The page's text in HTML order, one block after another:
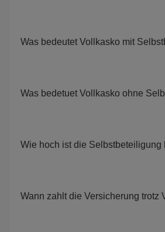
Was bedeutet Vollkasko mit
Was bedetuet Vollkasko ohne
Wie hoch ist die Selbstbeteiligung
Wann zahlt die Versicherung trotz